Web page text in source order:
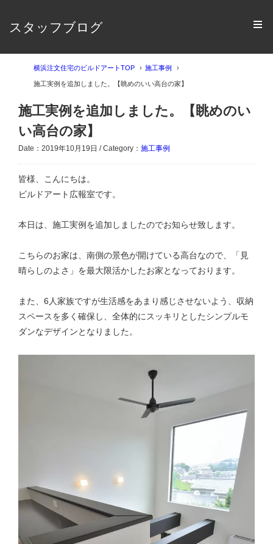
スタッフブログ
横浜注文住宅のビルドアートTOP 施工事例
施工実例を追加しました。【眺めのいい高台の家】
施工実例を追加しました。【眺めのい
い高台の家】
Date：2019年10月19日 / Category： 施工事例
皆様、こんにちは。
ビルドアート広報室です。
本日は、施工実例を追加しましたのでお知らせ致します。
こちらのお家は、南側の景色が開けている高台なので、「見
晴らしのよさ」を最大限活かしたお家となっております。
また、6人家族ですが生活感をあまり感じさせないよう、収納
スペースを多く確保し、全体的にスッキリとしたシンプルモ
ダンなデザインとなりました。